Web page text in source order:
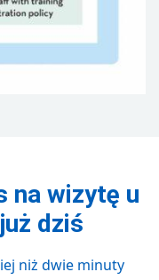
na wizytę u
dziś
niż dwie minuty